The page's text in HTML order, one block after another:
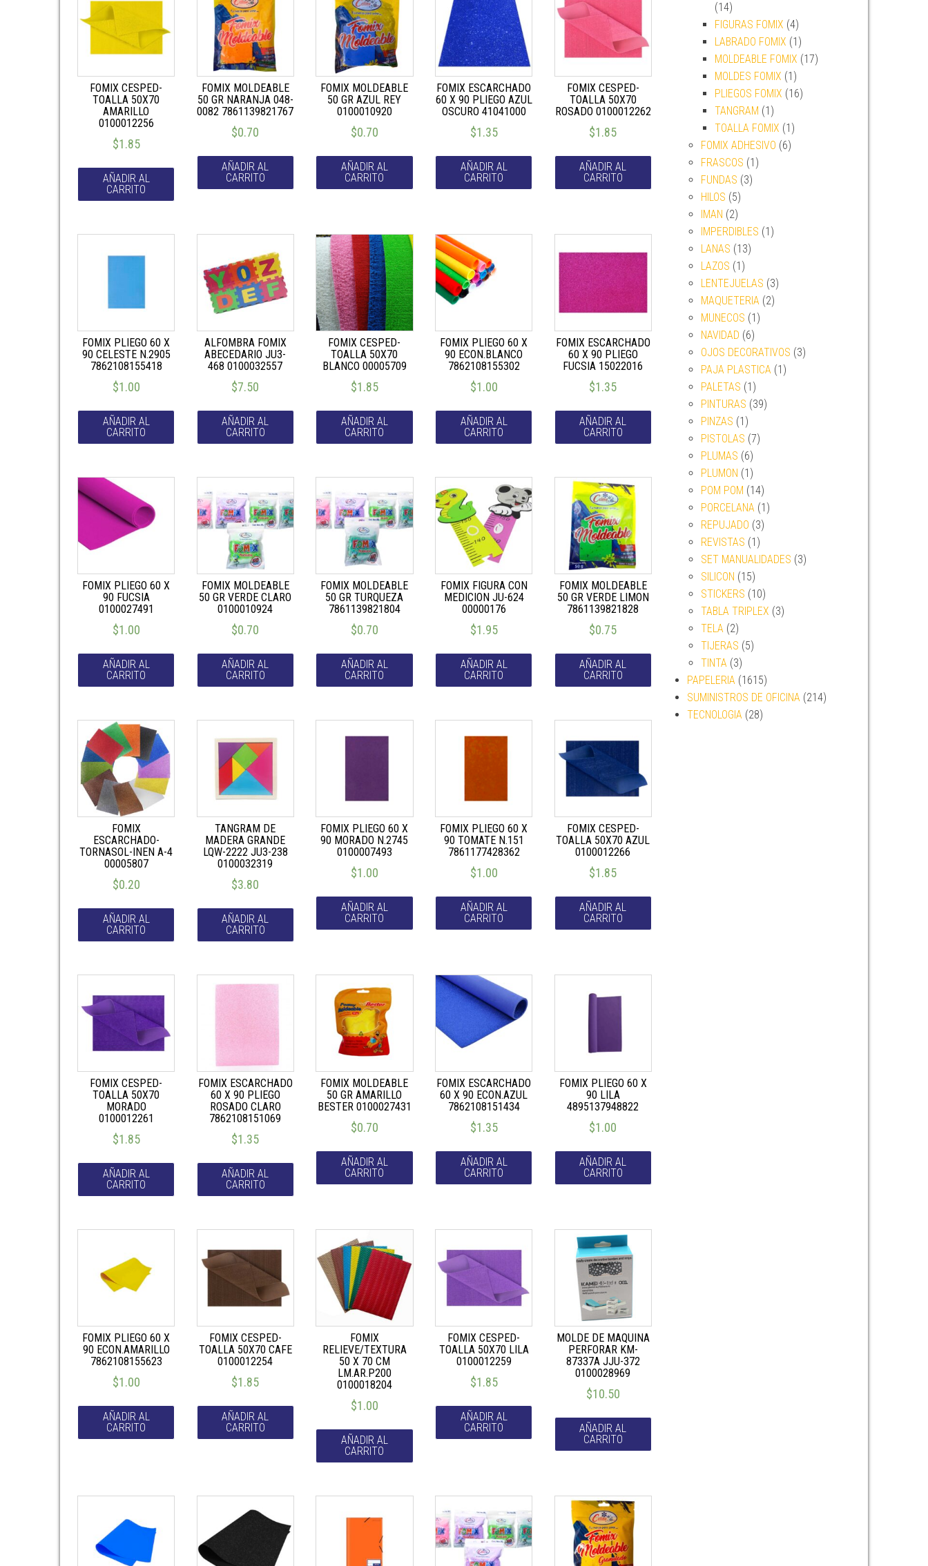
FOMIX CESPED-
TOALLA 50X70
AMARILLO
0100012256
$1.85
AÑADIR AL
CARRITO
FOMIX MOLDEABLE
50 GR NARANJA 048-
0082 7861139821767
$0.70
AÑADIR AL
CARRITO
FOMIX MOLDEABLE
50 GR AZUL REY
0100010920
$0.70
AÑADIR AL
CARRITO
FOMIX ESCARCHADO
60 X 90 PLIEGO AZUL
OSCURO 41041000
$1.35
AÑADIR AL
CARRITO
FOMIX CESPED-
TOALLA 50X70
ROSADO 0100012262
$1.85
AÑADIR AL
CARRITO
FOMIX PLIEGO 60 X
90 CELESTE N.2905
7862108155418
$1.00
AÑADIR AL
CARRITO
ALFOMBRA FOMIX
ABECEDARIO JU3-
468 0100032557
$7.50
AÑADIR AL
CARRITO
FOMIX CESPED-
TOALLA 50X70
BLANCO 00005709
$1.85
AÑADIR AL
CARRITO
FOMIX PLIEGO 60 X
90 ECON.BLANCO
7862108155302
$1.00
AÑADIR AL
CARRITO
FOMIX ESCARCHADO
60 X 90 PLIEGO
FUCSIA 15022016
$1.35
AÑADIR AL
CARRITO
FOMIX PLIEGO 60 X
90 FUCSIA
0100027491
$1.00
AÑADIR AL
CARRITO
FOMIX MOLDEABLE
50 GR VERDE CLARO
0100010924
$0.70
AÑADIR AL
CARRITO
FOMIX MOLDEABLE
50 GR TURQUEZA
7861139821804
$0.70
AÑADIR AL
CARRITO
FOMIX FIGURA CON
MEDICION JU-624
00000176
$1.95
AÑADIR AL
CARRITO
FOMIX MOLDEABLE
50 GR VERDE LIMON
7861139821828
$0.75
AÑADIR AL
CARRITO
FOMIX
ESCARCHADO-
TORNASOL-INEN A-4
00005807
$0.20
AÑADIR AL
CARRITO
TANGRAM DE
MADERA GRANDE
LQW-2222 JU3-238
0100032319
$3.80
AÑADIR AL
CARRITO
FOMIX PLIEGO 60 X
90 MORADO N.2745
0100007493
$1.00
AÑADIR AL
CARRITO
FOMIX PLIEGO 60 X
90 TOMATE N.151
7861177428362
$1.00
AÑADIR AL
CARRITO
FOMIX CESPED-
TOALLA 50X70 AZUL
0100012266
$1.85
AÑADIR AL
CARRITO
FOMIX CESPED-
TOALLA 50X70
MORADO
0100012261
$1.85
AÑADIR AL
CARRITO
FOMIX ESCARCHADO
60 X 90 PLIEGO
ROSADO CLARO
7862108151069
$1.35
AÑADIR AL
CARRITO
FOMIX MOLDEABLE
50 GR AMARILLO
BESTER 0100027431
$0.70
AÑADIR AL
CARRITO
FOMIX ESCARCHADO
60 X 90 ECON.AZUL
7862108151434
$1.35
AÑADIR AL
CARRITO
FOMIX PLIEGO 60 X
90 LILA
4895137948822
$1.00
AÑADIR AL
CARRITO
FOMIX PLIEGO 60 X
90 ECON.AMARILLO
7862108155623
$1.00
AÑADIR AL
CARRITO
FOMIX CESPED-
TOALLA 50X70 CAFE
0100012254
$1.85
AÑADIR AL
CARRITO
FOMIX
RELIEVE/TEXTURA
50 X 70 CM
LM.AR.P200
0100018204
$1.00
AÑADIR AL
CARRITO
FOMIX CESPED-
TOALLA 50X70 LILA
0100012259
$1.85
AÑADIR AL
CARRITO
MOLDE DE MAQUINA
PERFORAR KM-
87337A JJU-372
0100028969
$10.50
AÑADIR AL
CARRITO
(14)
FIGURAS FOMIX (4)
LABRADO FOMIX (1)
MOLDEABLE FOMIX (17)
MOLDES FOMIX (1)
PLIEGOS FOMIX (16)
TANGRAM (1)
TOALLA FOMIX (1)
FOMIX ADHESIVO (6)
FRASCOS (1)
FUNDAS (3)
HILOS (5)
IMAN (2)
IMPERDIBLES (1)
LANAS (13)
LAZOS (1)
LENTEJUELAS (3)
MAQUETERIA (2)
MUNECOS (1)
NAVIDAD (6)
OJOS DECORATIVOS (3)
PAJA PLASTICA (1)
PALETAS (1)
PINTURAS (39)
PINZAS (1)
PISTOLAS (7)
PLUMAS (6)
PLUMON (1)
POM POM (14)
PORCELANA (1)
REPUJADO (3)
REVISTAS (1)
SET MANUALIDADES (3)
SILICON (15)
STICKERS (10)
TABLA TRIPLEX (3)
TELA (2)
TIJERAS (5)
TINTA (3)
PAPELERIA (1615)
SUMINISTROS DE OFICINA (214)
TECNOLOGIA (28)